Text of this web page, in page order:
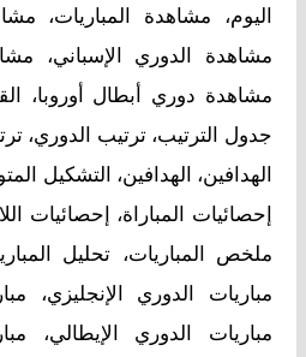
اليوم، مشاهدة المباريات،
مشاهدة الدوري الإسباني،
مشاهدة دوري أبطال أوروبا،
جدول الترتيب، ترتيب الدوري،
الهدافين، الهدافين، التشكيل
إحصائيات المباراة، إحصائيات
ملخص المباريات، تحليل
مباريات الدوري الإنجليزي،
مباريات الدوري الإيطالي،